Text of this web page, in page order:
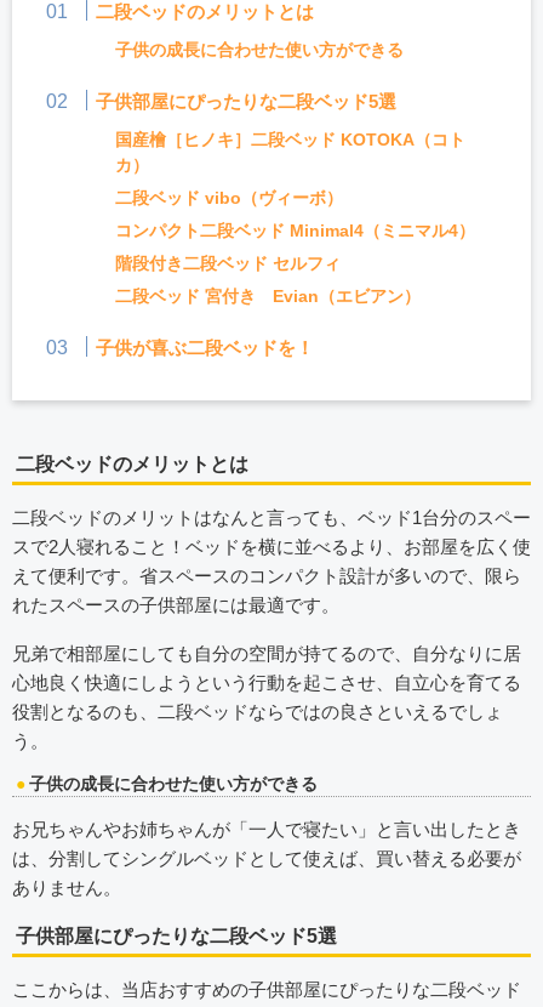
二段ベッドのメリットとは
子供の成長に合わせた使い方ができる
子供部屋にぴったりな二段ベッド5選
国産檜［ヒノキ］二段ベッド KOTOKA（コト
カ）
二段ベッド vibo（ヴィーボ）
コンパクト二段ベッド Minimal4（ミニマル4）
階段付き二段ベッド セルフィ
二段ベッド 宮付き Evian（エビアン）
子供が喜ぶ二段ベッドを！
二段ベッドのメリットとは
二段ベッドのメリットはなんと言っても、ベッド1台分のスペー
スで2人寝れること！ベッドを横に並べるより、お部屋を広く使
えて便利です。省スペースのコンパクト設計が多いので、限ら
れたスペースの子供部屋には最適です。
兄弟で相部屋にしても自分の空間が持てるので、自分なりに居
心地良く快適にしようという行動を起こさせ、自立心を育てる
役割となるのも、二段ベッドならではの良さといえるでしょ
う。
子供の成長に合わせた使い方ができる
お兄ちゃんやお姉ちゃんが「一人で寝たい」と言い出したとき
は、分割してシングルベッドとして使えば、買い替える必要が
ありません。
子供部屋にぴったりな二段ベッド5選
ここからは、当店おすすめの子供部屋にぴったりな二段ベッド